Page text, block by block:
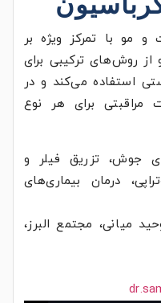
مو با تمرکز ویژه بر
روش‌های ترکیبی برای
استفاده می‌کند و در
مراقبتی برای هر نوع
جوش، تزریق فیلر و
درمان بیماری‌های
میانی، مجتمع البرز،